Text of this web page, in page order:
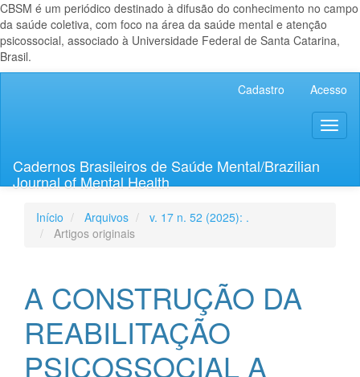
CBSM é um periódico destinado à difusão do conhecimento no campo
da saúde coletiva, com foco na área da saúde mental e atenção
psicossocial, associado à Universidade Federal de Santa Catarina,
Brasil.
Lateral
Cadastro Acesso
Cadernos Brasileiros de Saúde Mental/Brazilian
Journal of Mental Health
Início Arquivos
v. 17 n. 52 (2025): .
Artigos originais
A CONSTRUÇÃO DA
REABILITAÇÃO
PSICOSSOCIAL A